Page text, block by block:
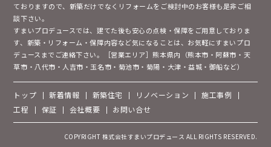
ておりますので、新築だけでなくリフォームをご検討中のお客様も是非ご相
談下さい。
すまいプロデュースでは、建てた後も安心の点検・保障をご用意しておりま
す、新築・リフォーム・保障内容など気になることは、お気軽にすまいプロ
デュースまでご連絡下さい。［営業エリア］熊本県内（熊本市・阿蘇市・天
草市・八代市・人吉市・玉名市・菊池市・菊陽・大津・益城・御船など）
トップ 新着情報 新築住宅 リノベーション
施工事例
工程
保証 会社概要 お問い合せ
COPYRIGHT 株式会社すまいプロデュース ALL RIGHTS RESERVED.